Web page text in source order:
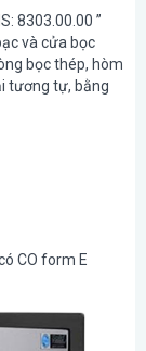
8303.00.00 ”
và cửa bọc
bọc thép, hòm
tương tự, bằng
CO form E